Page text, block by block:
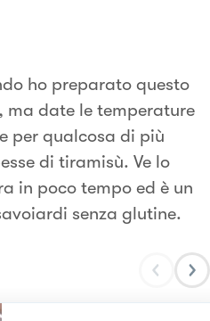
ho preparato questo
date le temperature
per qualcosa di più
di tiramisù. Ve lo
in poco tempo ed è un
senza glutine.